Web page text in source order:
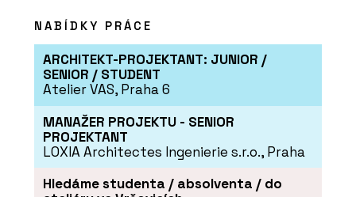
NABÍDKY PRÁCE
ARCHITEKT-PROJEKTANT: JUNIOR /
SENIOR / STUDENT
Atelier VAS, Praha 6
MANAŽER PROJEKTU - SENIOR
PROJEKTANT
LOXIA Architectes Ingenierie s.r.o., Praha
Hledáme studenta / absolventa / do